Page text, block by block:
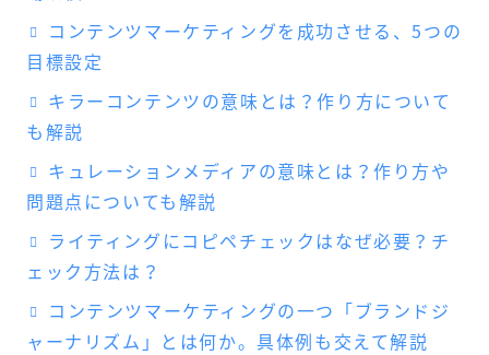
コンテンツマーケティングを成功させる、5つの
目標設定
キラーコンテンツの意味とは？作り方について
も解説
キュレーションメディアの意味とは？作り方や
問題点についても解説
ライティングにコピペチェックはなぜ必要？チ
ェック方法は？
コンテンツマーケティングの一つ「ブランドジ
ャーナリズム」とは何か。具体例も交えて解説